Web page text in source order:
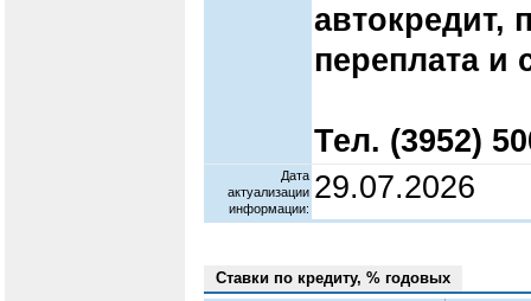
автокредит,
переплата и
Тел. (3952)
Дата
актуализации
информации:
29.07.2026
Ставки по кредиту, % годовых